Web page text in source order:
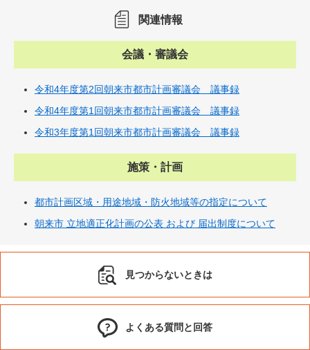
関連情報
会議・審議会
令和4年度第2回朝来市都市計画審議会 議事録
令和4年度第1回朝来市都市計画審議会 議事録
令和3年度第1回朝来市都市計画審議会 議事録
施策・計画
都市計画区域・用途地域・防火地域等の指定について
朝来市 立地適正化計画の公表 および 届出制度について
見つからないときは
よくある質問と回答